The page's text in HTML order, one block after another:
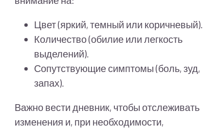
Цвет (яркий, темный или коричневый).
Количество (обилие или легкость
выделений).
Сопутствующие симптомы (боль, зуд,
запах).
Важно вести дневник, чтобы отслеживать
изменения и, при необходимости,